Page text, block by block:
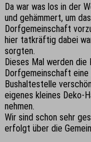
Da war was los in der
und gehämmert, um
Dorfgemeinschaft
hier tatkräftig dabei
sorgten.
Dieses Mal werden die
Dorfgemeinschaft eine
Bushaltestelle
eigenes kleines Deko-
nehmen.
Wir sind schon sehr
erfolgt über die